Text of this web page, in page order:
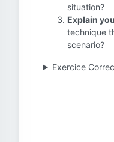
situation?
Explain
technique
scenario?
Exercice